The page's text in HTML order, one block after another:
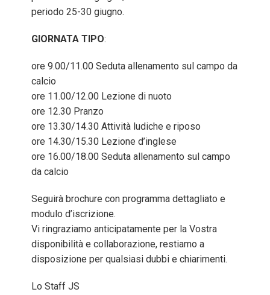
periodo 25-30 giugno.
GIORNATA TIPO:
ore 9.00/11.00 Seduta allenamento sul campo da
calcio
ore 11.00/12.00 Lezione di nuoto
ore 12.30 Pranzo
ore 13.30/14.30 Attività ludiche e riposo
ore 14.30/15.30 Lezione d’inglese
ore 16.00/18.00 Seduta allenamento sul campo
da calcio
Seguirà brochure con programma dettagliato e
modulo d’iscrizione.
Vi ringraziamo anticipatamente per la Vostra
disponibilità e collaborazione, restiamo a
disposizione per qualsiasi dubbi e chiarimenti.
Lo Staff JS